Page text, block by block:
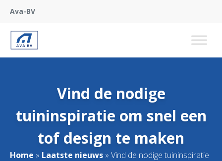
Ava-BV
Vind de nodige
tuininspiratie om snel een
tof design te maken
Home » Laatste nieuws » Vind de nodige tuininspiratie